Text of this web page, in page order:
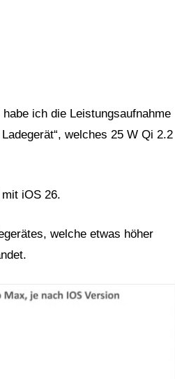
ich die Leistungsaufnahme
welches 25 W Qi 2.2
iOS 26.
welche etwas höher